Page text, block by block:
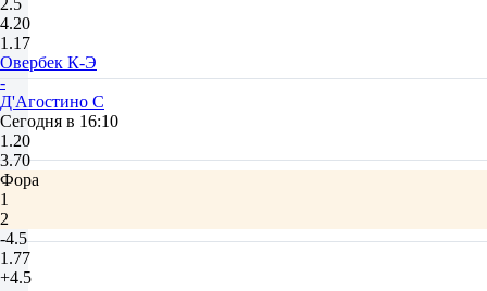
2.5
4.20
1.17
Овербек К-Э
-
Д'Агостино С
Сегодня в 16:10
1.20
3.70
Фора
1
2
-4.5
1.77
+4.5